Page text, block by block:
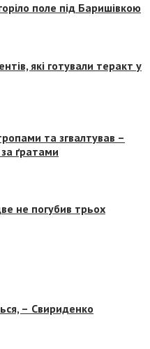
поле під Баришівкою
які готували теракт у
та згвалтував –
ґратами
не погубив трьох
– Свириденко